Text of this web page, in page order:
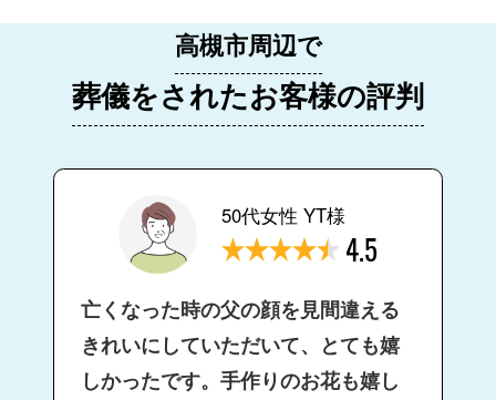
高槻市周辺で
葬儀をされたお客様の評判
50代女性 YT様
4.5
亡くなった時の父の顔を見間違える
きれいにしていただいて、とても嬉
しかったです。手作りのお花も嬉し